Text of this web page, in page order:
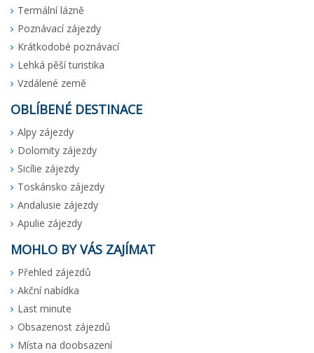
Termální lázně
Poznávací zájezdy
Krátkodobé poznávací
Lehká pěší turistika
Vzdálené země
OBLÍBENÉ DESTINACE
Alpy zájezdy
Dolomity zájezdy
Sicílie zájezdy
Toskánsko zájezdy
Andalusie zájezdy
Apulie zájezdy
MOHLO BY VÁS ZAJÍMAT
Přehled zájezdů
Akční nabídka
Last minute
Obsazenost zájezdů
Místa na doobsazení